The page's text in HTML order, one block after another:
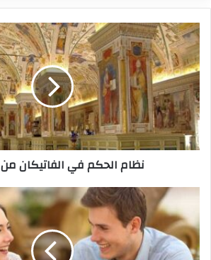
نظام الحكم في الفاتيكان من 9 حروف